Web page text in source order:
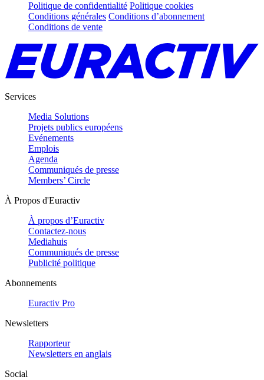
Politique de confidentialité Politique cookies
Conditions générales Conditions d’abonnement
Conditions de vente
Services
Media Solutions
Projets publics européens
Evénements
Emplois
Agenda
Communiqués de presse
Members’ Circle
À Propos d'Euractiv
À propos d’Euractiv
Contactez-nous
Mediahuis
Communiqués de presse
Publicité politique
Abonnements
Euractiv Pro
Newsletters
Rapporteur
Newsletters en anglais
Social